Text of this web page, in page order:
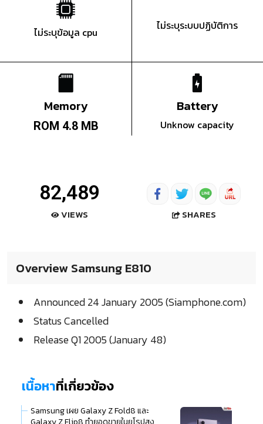
ไม่ระบุข้อมูล cpu ไม่ระบุระบบปฏิบัติการ
Memory
ROM 4.8 MB
Battery
Unknow capacity
82,489
VIEWS SHARES
Overview Samsung E810
Announced 24 January 2005 (Siamphone.com)
Status Cancelled
Release Q1 2005 (January 48)
เนื้อหาที่เกี่ยวข้อง
Samsung เผย Galaxy Z Fold8 และ